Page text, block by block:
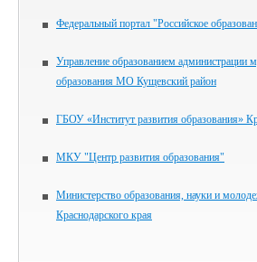
Федеральный портал "Российское
Управление образованием администрации
образования МО Кущевский район
ГБОУ «Институт развития образования»
МКУ "Центр развития образования"
Министерство образования, науки и
Краснодарского края